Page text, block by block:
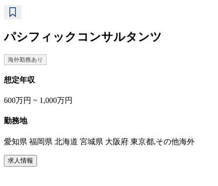
パシフィックコンサルタンツ
海外勤務あり
想定年収
600万円 ~ 1,000万円
勤務地
愛知県 福岡県 北海道 宮城県 大阪府 東京都,その他海外
求人情報